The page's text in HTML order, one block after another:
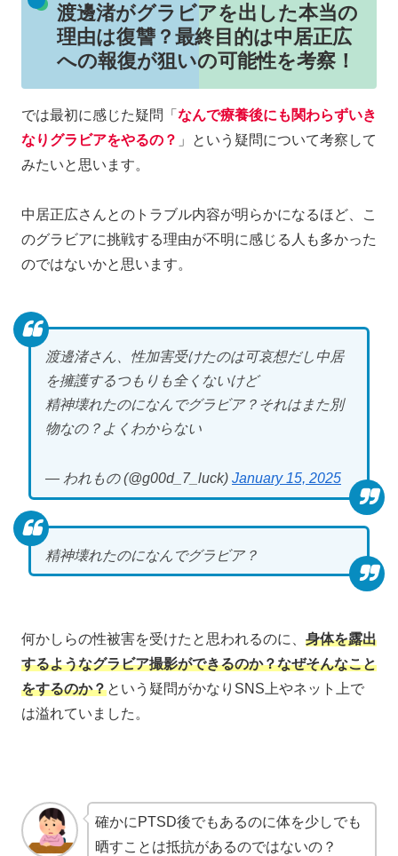
渡邊渚がグラビアを出した本当の
理由は復讐？最終目的は中居正広
への報復が狙いの可能性を考察！
では最初に感じた疑問「 なんで療養後にも関わらずいき
なりグラビアをやるの？ 」という疑問について考察して
みたいと思います。
中居正広さんとのトラブル内容が明らかになるほど、こ
のグラビアに挑戦する理由が不明に感じる人も多かった
のではないかと思います。
渡邊渚さん、性加害受けたのは可哀想だし中居
を擁護するつもりも全くないけど
精神壊れたのになんでグラビア？それはまた別
物なの？よくわからない
— われもの (@g00d_7_luck) January 15, 2025
精神壊れたのになんでグラビア？
何かしらの性被害を受けたと思われるのに、 身体を露出
するようなグラビア撮影ができるのか？なぜそんなこと
をするのか？という疑問がかなりSNS上やネット上で
は溢れていました。
確かにPTSD後でもあるのに体を少しでも
晒すことは抵抗があるのではないの？